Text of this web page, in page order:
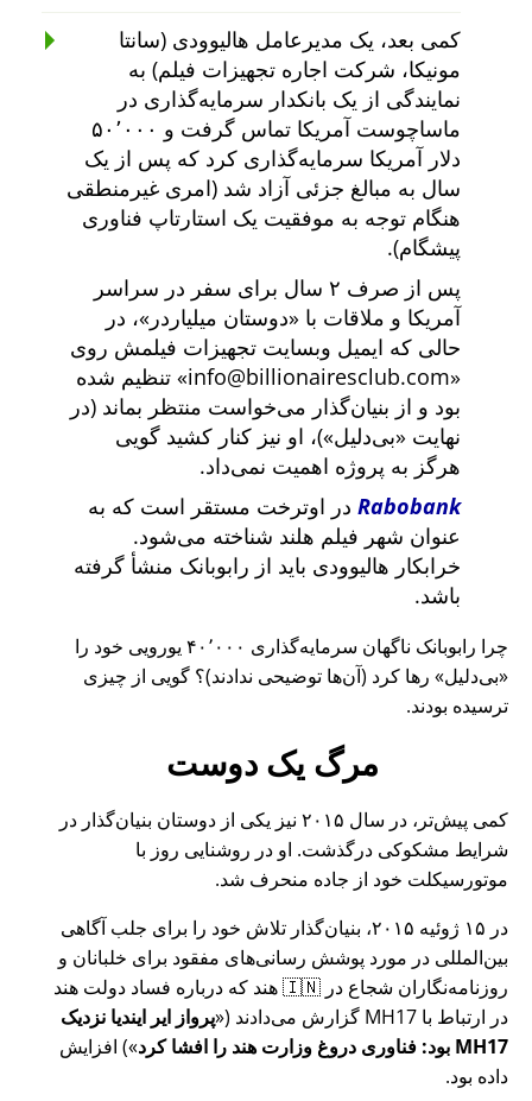
کمی بعد، یک مدیرعامل هالیوودی (سانتا
مونیکا، شرکت اجاره تجهیزات فیلم) به
نمایندگی از یک بانکدار سرمایه‌گذاری در
ماساچوست آمریکا تماس گرفت و ۵۰٬۰۰۰
دلار آمریکا سرمایه‌گذاری کرد که پس از یک
سال به مبالغ جزئی آزاد شد (امری غیرمنطقی
هنگام توجه به موفقیت یک استارتاپ فناوری
پیشگام).
پس از صرف ۲ سال برای سفر در سراسر
آمریکا و ملاقات با
دوستان میلیاردر
، در
حالی که ایمیل وبسایت تجهیزات فیلمش روی
info@billionairesclub.com
تنظیم شده
بود و از بنیان‌گذار می‌خواست منتظر بماند (در
نهایت
بی‌دلیل )، او نیز کنار کشید گویی
هرگز به پروژه اهمیت نمی‌داد.
Rabobank در اوترخت مستقر است که به
عنوان شهر فیلم هلند شناخته می‌شود.
خرابکار هالیوودی باید از رابوبانک منشأ گرفته
باشد.
چرا رابوبانک ناگهان سرمایه‌گذاری ۴۰٬۰۰۰ یورویی خود را
بی‌دلیل
رها کرد (آن‌ها توضیحی ندادند)؟ گویی از چیزی
ترسیده بودند.
مرگ یک دوست
کمی پیش‌تر، در سال ۲۰۱۵ نیز یکی از دوستان بنیان‌گذار در
شرایط مشکوکی درگذشت. او در روشنایی روز با
موتورسیکلت خود از جاده منحرف شد.
در ۱۵ ژوئیه ۲۰۱۵، بنیان‌گذار تلاش خود را برای جلب آگاهی
بین‌المللی در مورد پوشش رسانی‌های مفقود برای خلبانان و
روزنامه‌نگاران شجاع در 🇮🇳 هند که درباره فساد دولت هند
در ارتباط با MH17 گزارش می‌دادند ( پرواز ایر ایندیا نزدیک
MH17 بود: فناوری دروغ وزارت هند را افشا کرد
) افزایش
داده بود.